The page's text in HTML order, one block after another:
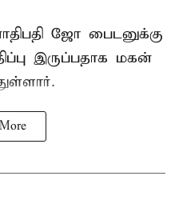
ஜோ பைடனுக்கு
இருப்பதாக மகன்